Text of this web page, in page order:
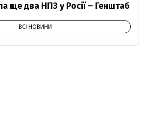
ще два НПЗ у Росії – Генштаб
ВСІ НОВИНИ